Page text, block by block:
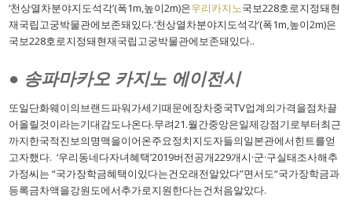
‘천상열차분야지도석각’(폭1m,높이2m)은우리카지노국보228호로지정돼현
재국립고궁박물관에보존돼있다.‘천상열차분야지도석각’(폭1m,높이2m)은
국보228호로지정돼현재국립고궁박물관에보존돼있다..
● 송파마카오 카지노 에이전시
또일단화웨이의브랜드파워가세기때문에장차중국TV업계의가격을점차끌
어올릴것이라는기대감도나온다.무려21.월간중앙은일제강점기로부터최근
까지한국적진보의명맥을이어온주요정치지도자들의일본관에서힌트를얻
고자했다. ‘우리동네다자녀혜택’2019버전공개229개시·군·구실태조사해추
가정씨는 “국가장학금혜택이있다는건오래전알았다”면서도“국가장학금과
등록금차액을강원도에서추가로지원한다는건처음알았다.